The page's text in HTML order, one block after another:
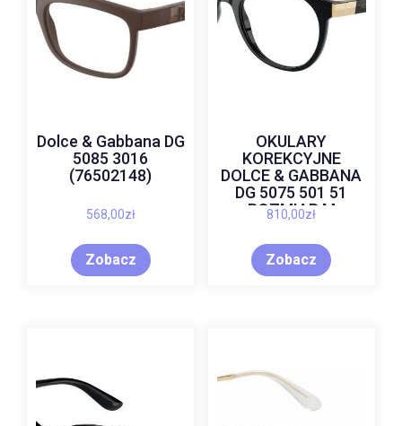
Dolce & Gabbana DG
5085 3016
(76502148)
568,00zł
Zobacz
OKULARY
KOREKCYJNE
DOLCE & GABBANA
DG 5075 501 51
ROZMIAR M
810,00zł
Zobacz